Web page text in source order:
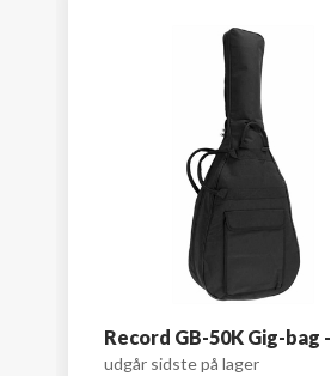
Record GB-50K Gig-bag -
udgår sidste på lager